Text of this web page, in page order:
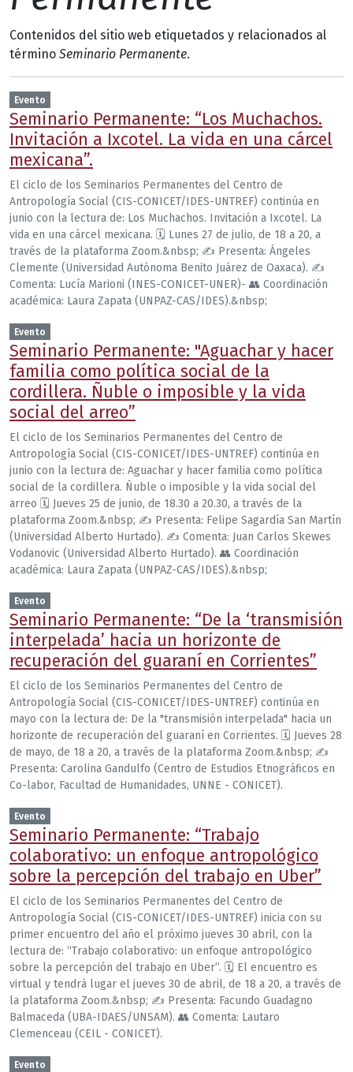
Contenidos del sitio web etiquetados y relacionados al
término Seminario Permanente.
Evento
Seminario Permanente: “Los Muchachos.
Invitación a Ixcotel. La vida en una cárcel
mexicana”.
El ciclo de los Seminarios Permanentes del Centro de
Antropología Social (CIS-CONICET/IDES-UNTREF) continúa en
junio con la lectura de: Los Muchachos. Invitación a Ixcotel. La
vida en una cárcel mexicana. 🗓 Lunes 27 de julio, de 18 a 20, a
través de la plataforma Zoom.&nbsp; ✍️ Presenta: Ángeles
Clemente (Universidad Autónoma Benito Juárez de Oaxaca). ✍️
Comenta: Lucía Marioni (INES-CONICET-UNER)- 👥 Coordinación
académica: Laura Zapata (UNPAZ-CAS/IDES).&nbsp;
Evento
Seminario Permanente: "Aguachar y hacer
familia como política social de la
cordillera. Ñuble o imposible y la vida
social del arreo”
El ciclo de los Seminarios Permanentes del Centro de
Antropología Social (CIS-CONICET/IDES-UNTREF) continúa en
junio con la lectura de: Aguachar y hacer familia como política
social de la cordillera. Ñuble o imposible y la vida social del
arreo 🗓 Jueves 25 de junio, de 18.30 a 20.30, a través de la
plataforma Zoom.&nbsp; ✍️ Presenta: Felipe Sagardía San Martín
(Universidad Alberto Hurtado). ✍️ Comenta: Juan Carlos Skewes
Vodanovic (Universidad Alberto Hurtado). 👥 Coordinación
académica: Laura Zapata (UNPAZ-CAS/IDES).&nbsp;
Evento
Seminario Permanente: “De la ‘transmisión
interpelada’ hacia un horizonte de
recuperación del guaraní en Corrientes”
El ciclo de los Seminarios Permanentes del Centro de
Antropología Social (CIS-CONICET/IDES-UNTREF) continúa en
mayo con la lectura de: De la "transmisión interpelada" hacia un
horizonte de recuperación del guaraní en Corrientes. 🗓 Jueves 28
de mayo, de 18 a 20, a través de la plataforma Zoom.&nbsp; ✍️
Presenta: Carolina Gandulfo (Centro de Estudios Etnográficos en
Co-labor, Facultad de Humanidades, UNNE - CONICET).
Evento
Seminario Permanente: “Trabajo
colaborativo: un enfoque antropológico
sobre la percepción del trabajo en Uber”
El ciclo de los Seminarios Permanentes del Centro de
Antropología Social (CIS-CONICET/IDES-UNTREF) inicia con su
primer encuentro del año el próximo jueves 30 abril, con la
lectura de: “Trabajo colaborativo: un enfoque antropológico
sobre la percepción del trabajo en Uber”. 🗓 El encuentro es
virtual y tendrá lugar el jueves 30 de abril, de 18 a 20, a través de
la plataforma Zoom.&nbsp; ✍️ Presenta: Facundo Guadagno
Balmaceda (UBA-IDAES/UNSAM). 👥 Comenta: Lautaro
Clemenceau (CEIL - CONICET).
Evento